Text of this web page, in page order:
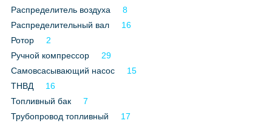
Распределитель воздуха
8
Распределительный вал
16
Ротор
2
Ручной компрессор
29
Самовсасывающий насос
15
ТНВД
16
Топливный бак
7
Трубопровод топливный
17